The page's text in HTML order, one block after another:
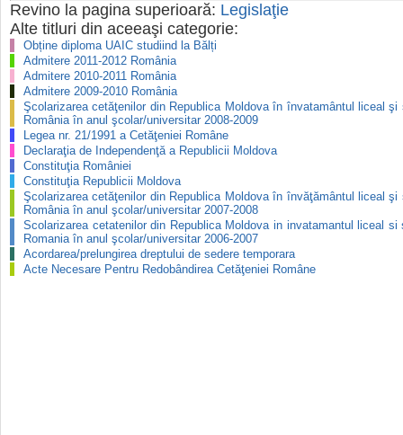
Revino la pagina superioară: Legislaţie
Alte titluri din aceeaşi categorie:
Obține diploma UAIC studiind la Bălți
Admitere 2011-2012 România
Admitere 2010-2011 România
Admitere 2009-2010 România
Şcolarizarea cetăţenilor din Republica Moldova în învatamântul liceal şi
România în anul şcolar/universitar 2008-2009
Legea nr. 21/1991 a Cetăţeniei Române
Declaraţia de Independenţă a Republicii Moldova
Constituţia României
Constituţia Republicii Moldova
Şcolarizarea cetăţenilor din Republica Moldova în învăţământul liceal şi
România în anul şcolar/universitar 2007-2008
Scolarizarea cetatenilor din Republica Moldova in invatamantul liceal si
Romania în anul şcolar/universitar 2006-2007
Acordarea/prelungirea dreptului de sedere temporara
Acte Necesare Pentru Redobândirea Cetăţeniei Române